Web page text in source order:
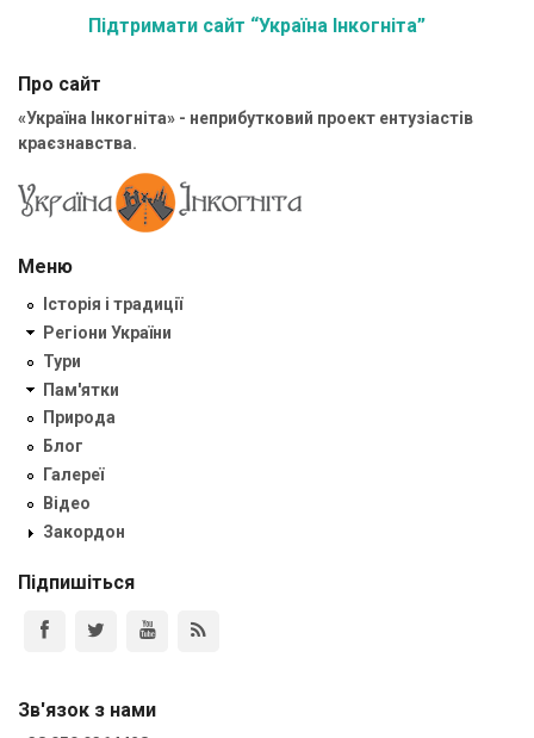
Підтримати сайт “Україна Інкогніта”
Про сайт
«Україна Інкогніта» - неприбутковий проект ентузіастів
краєзнавства.
Меню
Історія і традиції
Регіони України
Тури
Пам'ятки
Природа
Блог
Галереї
Відео
Закордон
Підпишіться
Зв'язок з нами